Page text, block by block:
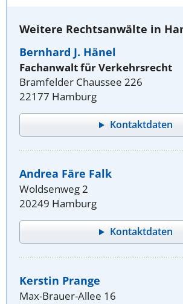
Weitere Rechtsanwälte in
Bernhard J. Hänel
Fachanwalt für Verkehrsrecht
Bramfelder Chaussee 226
22177 Hamburg
Kontaktdaten
Andrea Färe Falk
Woldsenweg 2
20249 Hamburg
Kontaktdaten
Kerstin Prange
Max-Brauer-Allee 16